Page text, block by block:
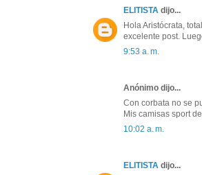
ELITISTA dijo...
Hola Aristócrata,
excelente post.
9:53 a. m.
Anónimo dijo...
Con corbata no se
Mis camisas sport
10:02 a. m.
ELITISTA dijo...